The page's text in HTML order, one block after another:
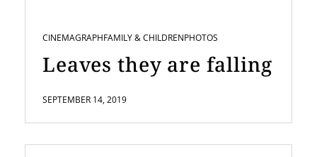
CINEMAGRAPHFAMILY & CHILDRENPHOTOS
Leaves they are falling
SEPTEMBER 14, 2019